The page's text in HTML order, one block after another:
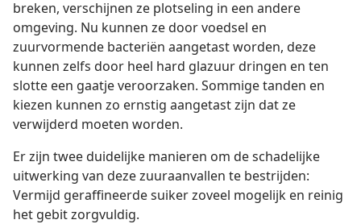
breken, verschijnen ze plotseling in een andere
omgeving. Nu kunnen ze door voedsel en
zuurvormende bacteriën aangetast worden, deze
kunnen zelfs door heel hard glazuur dringen en ten
slotte een gaatje veroorzaken. Sommige tanden en
kiezen kunnen zo ernstig aangetast zijn dat ze
verwijderd moeten worden.
Er zijn twee duidelijke manieren om de schadelijke
uitwerking van deze zuuraanvallen te bestrijden:
Vermijd geraffineerde suiker zoveel mogelijk en reinig
het gebit zorgvuldig.